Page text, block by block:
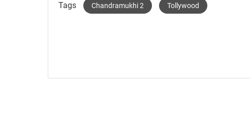
Tags Chandramukhi 2 Tollywood